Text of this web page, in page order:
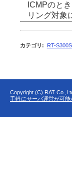
ICMPのと
リング対象
カテゴリ : RT-
Copyright (C) RAT
手軽にサーバ運営が可